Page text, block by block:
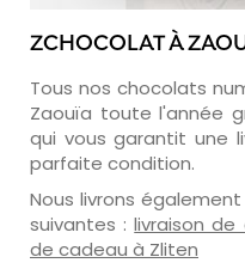
ZCHOCOLAT À
Tous nos chocolats
Zaouïa toute l'année
qui vous garantit une
parfaite condition.
Nous livrons
suivantes :livraison de
de cadeau à Zliten